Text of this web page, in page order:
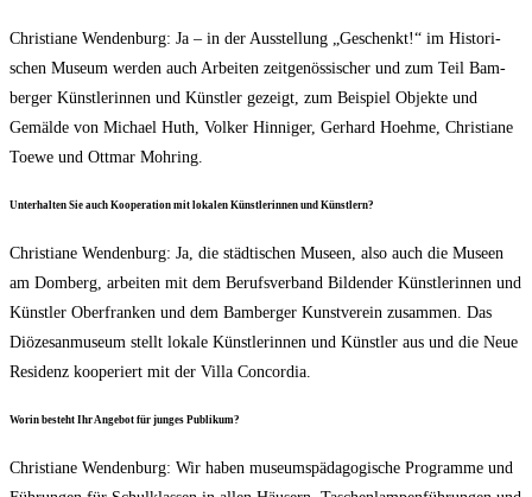
Chris­tia­ne Wen­den­burg: Ja – in der Aus­stel­lung „Geschenkt!“ im His­to­ri­
schen Muse­um wer­den auch Arbei­ten zeit­ge­nös­si­scher und zum Teil Bam­
ber­ger Künst­le­rin­nen und Künst­ler gezeigt, zum Bei­spiel Objek­te und
Gemäl­de von Micha­el Huth, Vol­ker Hin­ni­ger, Ger­hard Hoeh­me, Chris­tia­ne
Toe­we und Ott­mar Mohring.
Unter­hal­ten Sie auch Koope­ra­ti­on mit loka­len Künst­le­rin­nen und Künstlern?
Chris­tia­ne Wen­den­burg: Ja, die städ­ti­schen Muse­en, also auch die Muse­en
am Dom­berg, arbei­ten mit dem Berufs­ver­band Bil­den­der Künst­le­rin­nen und
Künst­ler Ober­fran­ken und dem Bam­ber­ger Kunst­ver­ein zusam­men. Das
Diö­ze­san­mu­se­um stellt loka­le Künst­le­rin­nen und Künst­ler aus und die Neue
Resi­denz koope­riert mit der Vil­la Concordia.
Wor­in besteht Ihr Ange­bot für jun­ges Publikum?
Chris­tia­ne Wen­den­burg: Wir haben muse­ums­päd­ago­gi­sche Pro­gram­me und